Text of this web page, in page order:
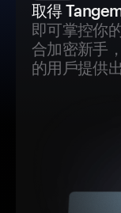
取得
即可掌控你
合加密新手
的用戶提供